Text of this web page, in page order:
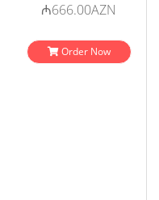
₼666.00AZN
Order Now